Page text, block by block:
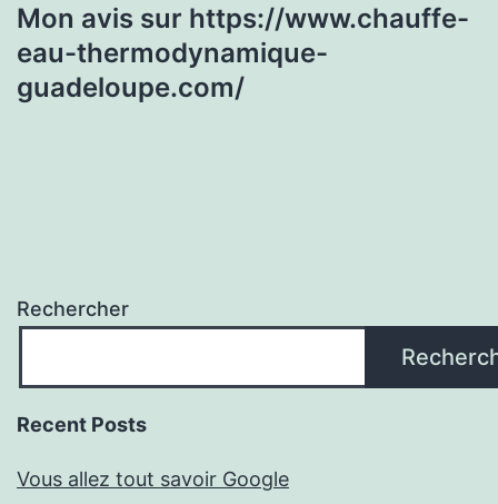
Mon avis sur https://www.chauffe-
eau-thermodynamique-
guadeloupe.com/
Rechercher
Recent Posts
Vous allez tout savoir Google